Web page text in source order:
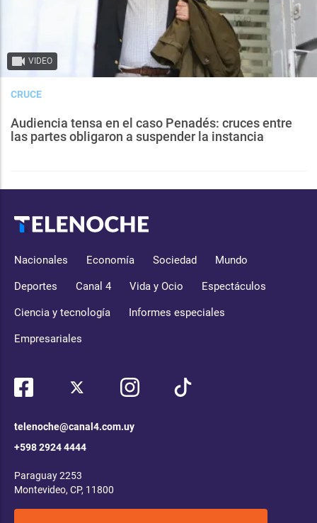
VIDEO
CRUCE
Audiencia tensa en el caso Penadés: cruces entre
las partes obligaron a suspender la instancia
Nacionales Economía Sociedad Mundo
Deportes Canal 4 Vida y Ocio Espectáculos
Ciencia y tecnología Informes especiales
Empresariales
telenoche@canal4.com.uy
+598 2924 4444
Paraguay 2253
Montevideo, CP, 11800